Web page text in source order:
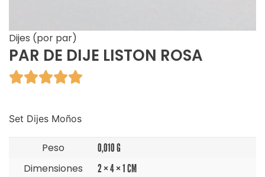
Dijes (por par)
PAR DE DIJE LISTON ROSA

Set Dijes Moños
Peso 0,010 G
Dimensiones 2 × 4 × 1 CM